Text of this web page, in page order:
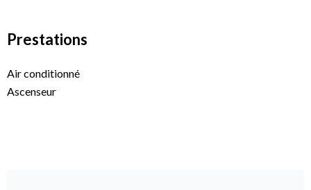
Prestations
Air conditionné
Ascenseur